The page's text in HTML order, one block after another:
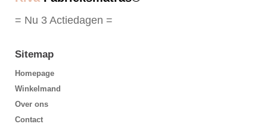
= Nu 3 Actiedagen =
Sitemap
Homepage
Winkelmand
Over ons
Contact